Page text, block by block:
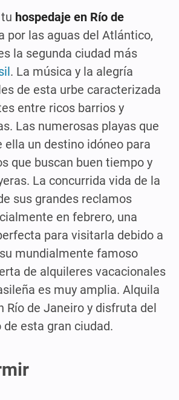
hospedaje en Río de
por las aguas del Atlántico,
la segunda ciudad más
. La música y la alegría
de esta urbe caracterizada
entre ricos barrios y
Las numerosas playas que
ella un destino idóneo para
que buscan buen tiempo y
La concurrida vida de la
sus grandes reclamos
en febrero, una
para visitarla debido a
mundialmente famoso
de alquileres vacacionales
es muy amplia. Alquila
Río de Janeiro y disfruta del
esta gran ciudad.